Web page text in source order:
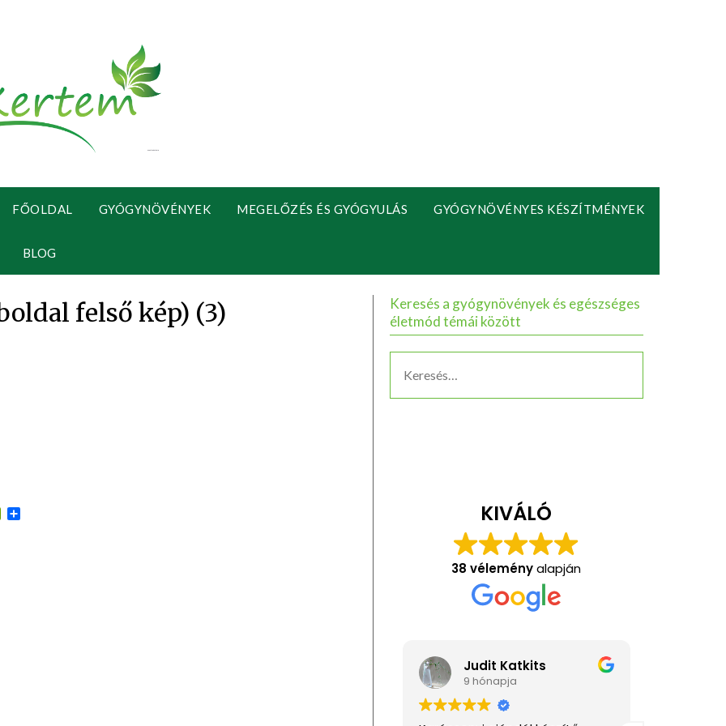
FŐOLDAL GYÓGYNÖVÉNYEK MEGELŐZÉS ÉS GYÓGYULÁS GYÓGYNÖVÉNYES KÉSZÍTMÉNYEK
BLOG
felső kép) (3)
PrintFriendly
Keresés a gyógynövények és egészséges
életmód témái között
KIVÁLÓ
38 véleményalapján
Judit Katkits
9 hónapja